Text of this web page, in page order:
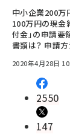
中小企業200万
100万円の現金
付金」の申請要
書類は？ 申請方
2020年4月28日
2550
147